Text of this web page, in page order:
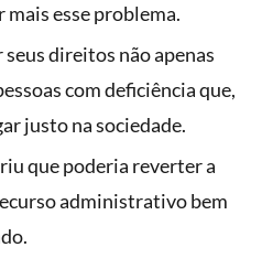
esse problema.
direitos não apenas
com deficiência que,
justo na sociedade.
que poderia reverter a
administrativo bem